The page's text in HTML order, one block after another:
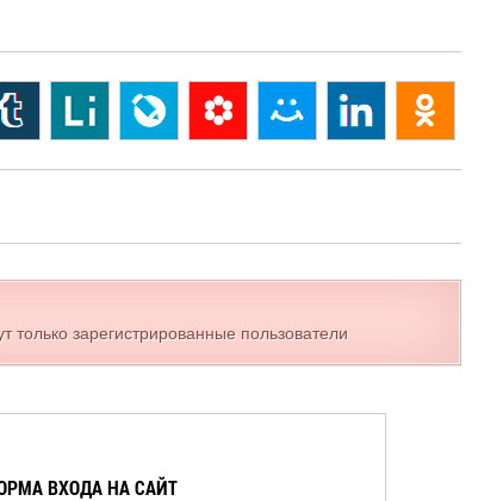
только зарегистрированные пользователи
ВХОДА НА САЙТ